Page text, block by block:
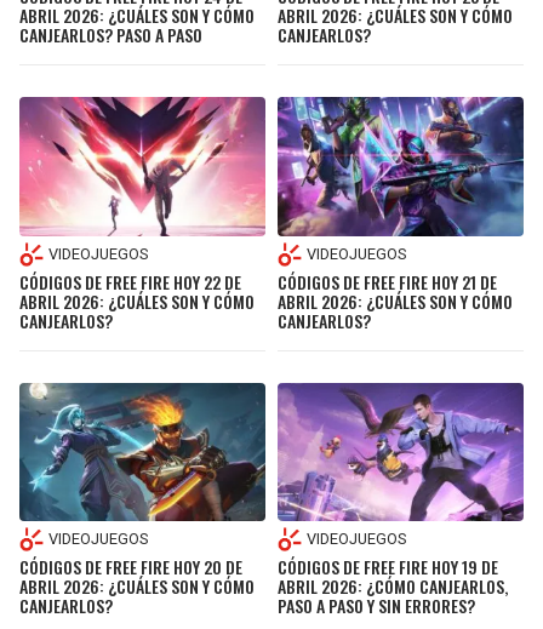
ABRIL 2026: ¿CUÁLES SON Y CÓMO
CANJEARLOS? PASO A PASO
ABRIL 2026: ¿CUÁLES SON Y CÓMO
CANJEARLOS?
VIDEOJUEGOS
CÓDIGOS DE FREE FIRE HOY 22 DE
ABRIL 2026: ¿CUÁLES SON Y CÓMO
CANJEARLOS?
VIDEOJUEGOS
CÓDIGOS DE FREE FIRE HOY 21 DE
ABRIL 2026: ¿CUÁLES SON Y CÓMO
CANJEARLOS?
VIDEOJUEGOS
CÓDIGOS DE FREE FIRE HOY 20 DE
ABRIL 2026: ¿CUÁLES SON Y CÓMO
CANJEARLOS?
VIDEOJUEGOS
CÓDIGOS DE FREE FIRE HOY 19 DE
ABRIL 2026: ¿CÓMO CANJEARLOS,
PASO A PASO Y SIN ERRORES?